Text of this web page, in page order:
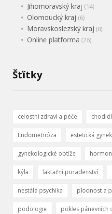
Jihomoravský kraj (14)
Olomoucký kraj (6)
Moravskoslezský kraj (8)
Online platforma (26)
Šťítky
celostní zdraví a péče
Endometrióza estetická
gynekologické obtíže
kýla laktační poradenství
nestálá psychika plodnost a
podologie pokles pánevních